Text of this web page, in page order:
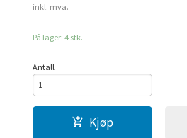
inkl. mva.
På lager: 4 stk.
Antall
Kjøp